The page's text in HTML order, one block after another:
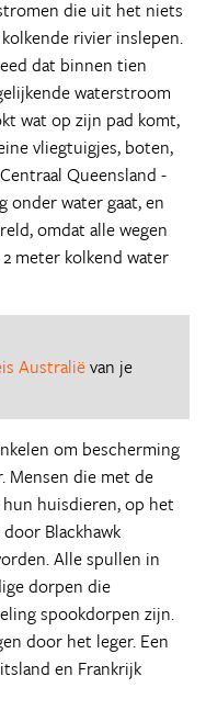
die uit het niets
rivier inslepen.
dat binnen tien
waterstroom
wat op zijn pad komt,
vliegtuigjes, boten,
Queensland -
onder water gaat, en
omdat alle wegen
meter kolkend water
Australiëvan je
om bescherming
Mensen die met de
huisdieren, op het
Blackhawk
Alle spullen in
dorpen die
spookdorpen zijn.
door het leger. Een
en Frankrijk